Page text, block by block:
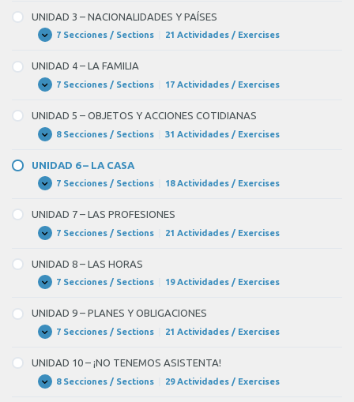
–
SALUDOS
UNIDAD 3 – NACIONALIDADES Y PAÍSES
Expandir
UNIDAD
–
NACIONALIDADES
Y
PAÍSES
7 Secciones / Sections 21 Actividades / Exercises
UNIDAD 4 – LA FAMILIA
Expandir
UNIDAD
–
LA
FAMILIA
7 Secciones / Sections 17 Actividades / Exercises
UNIDAD 5 – OBJETOS Y ACCIONES COTIDIANAS
Expandir
UNIDAD
–
OBJETOS
Y
ACCIONES
8 Secciones / Sections 31 Actividades / Exercises
UNIDAD 6 – LA CASA
Expandir
UNIDAD
–
LA
CASA
7 Secciones / Sections 18 Actividades / Exercises
UNIDAD 7 – LAS PROFESIONES
Expandir
UNIDAD
–
LAS
PROFESIONES
7 Secciones / Sections 21 Actividades / Exercises
UNIDAD 8 – LAS HORAS
Expandir
UNIDAD
–
LAS
HORAS
7 Secciones / Sections 19 Actividades / Exercises
UNIDAD 9 – PLANES Y OBLIGACIONES
Expandir
UNIDAD
–
PLANES
Y
OBLIGACIONES
7 Secciones / Sections 21 Actividades / Exercises
UNIDAD 10 – ¡NO TENEMOS ASISTENTA!
Expandir
UNIDAD8 Secciones / Sections 29 Actividades / Exercises